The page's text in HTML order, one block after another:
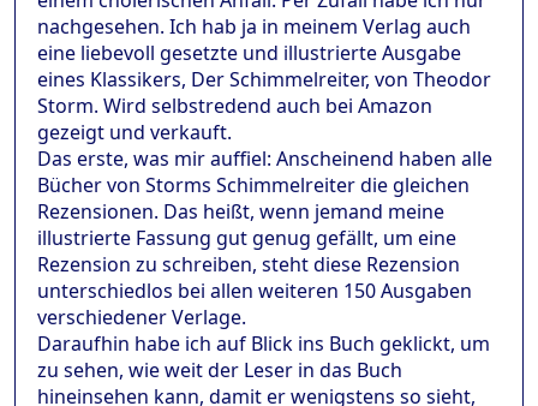
nachgesehen. Ich hab ja in meinem Verlag auch
eine liebevoll gesetzte und illustrierte Ausgabe
eines Klassikers, Der Schimmelreiter, von Theodor
Storm. Wird selbstredend auch bei Amazon
gezeigt und verkauft.
Das erste, was mir auffiel: Anscheinend haben alle
Bücher von Storms Schimmelreiter die gleichen
Rezensionen. Das heißt, wenn jemand meine
illustrierte Fassung gut genug gefällt, um eine
Rezension zu schreiben, steht diese Rezension
unterschiedlos bei allen weiteren 150 Ausgaben
verschiedener Verlage.
Daraufhin habe ich auf Blick ins Buch geklickt, um
zu sehen, wie weit der Leser in das Buch
hineinsehen kann, damit er wenigstens so sieht,